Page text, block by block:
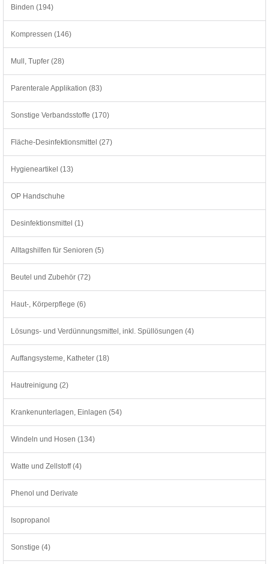
Binden (194)
Kompressen (146)
Mull, Tupfer (28)
Parenterale Applikation (83)
Sonstige Verbandsstoffe (170)
Fläche-Desinfektionsmittel (27)
Hygieneartikel (13)
OP Handschuhe
Desinfektionsmittel (1)
Alltagshilfen für Senioren (5)
Beutel und Zubehör (72)
Haut-, Körperpflege (6)
Lösungs- und Verdünnungsmittel, inkl. Spüllösungen (4)
Auffangsysteme, Katheter (18)
Hautreinigung (2)
Krankenunterlagen, Einlagen (54)
Windeln und Hosen (134)
Watte und Zellstoff (4)
Phenol und Derivate
Isopropanol
Sonstige (4)